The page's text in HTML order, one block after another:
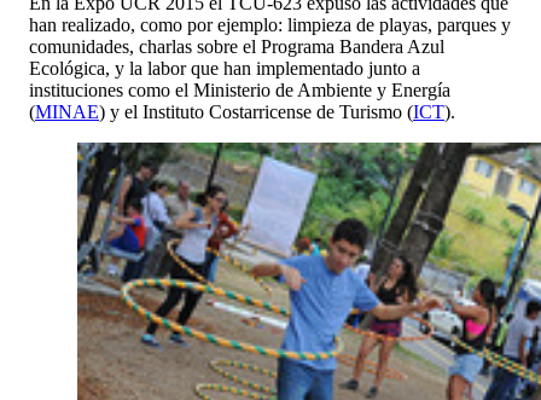
han realizado, como por ejemplo: limpieza de playas, parques y
comunidades, charlas sobre el Programa Bandera Azul
Ecológica, y la labor que han implementado junto a
instituciones como el Ministerio de Ambiente y Energía
(MINAE) y el Instituto Costarricense de Turismo (ICT).